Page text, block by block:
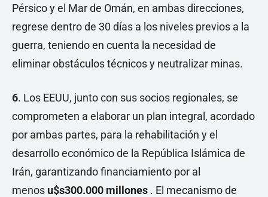
Pérsico y el Mar de Omán, en ambas direcciones,
regrese dentro de 30 días a los niveles previos a la
guerra, teniendo en cuenta la necesidad de
eliminar obstáculos técnicos y neutralizar minas.
6. Los EEUU, junto con sus socios regionales, se
comprometen a elaborar un plan integral, acordado
por ambas partes, para la rehabilitación y el
desarrollo económico de la República Islámica de
Irán, garantizando financiamiento por al
menos u$s300.000 millones . El mecanismo de